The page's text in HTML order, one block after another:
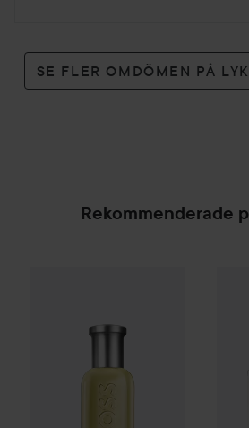
SE FLER OMDÖMEN PÅ
Rekommenderade